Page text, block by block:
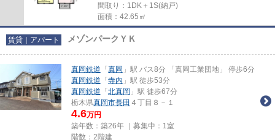
間取り：1DK＋1S(納戸)
面積：42.65㎡
賃貸｜アパート メゾンパークＹＫ
真岡鉄道 「 真岡 」駅 バス8分 「真岡工業団地」 停歩6分
真岡鉄道 「 寺内 」駅 徒歩53分
真岡鉄道 「 北真岡 」駅 徒歩67分
栃木県真岡市長田 ４丁目８－１
4.6万円
築年数：築26年 ｜募集中： 1室
階数：2階建